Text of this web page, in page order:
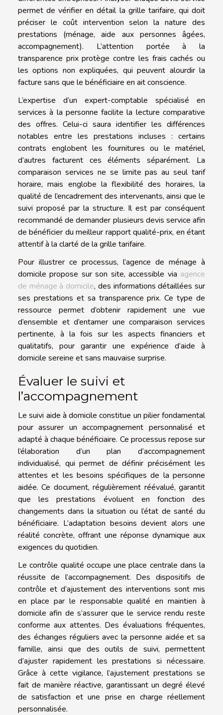
permet de vérifier en détail la grille tarifaire, qui doit
préciser le coût intervention selon la nature des
prestations (ménage, aide aux personnes âgées,
accompagnement). L’attention portée à la
transparence prix protège contre les frais cachés ou
les options non expliquées, qui peuvent alourdir la
facture sans que le bénéficiaire en ait conscience.
L’expertise d’un expert-comptable spécialisé en
services à la personne facilite la lecture comparative
des offres. Celui-ci saura identifier les différences
notables entre les prestations incluses : certains
contrats englobent les fournitures ou le matériel,
d’autres facturent ces éléments séparément. La
comparaison services ne se limite pas au seul tarif
horaire, mais englobe la flexibilité des horaires, la
qualité de l’encadrement des intervenants, ainsi que le
suivi proposé par la structure. Il est par conséquent
recommandé de demander plusieurs devis service afin
de bénéficier du meilleur rapport qualité-prix, en étant
attentif à la clarté de la grille tarifaire.
Pour illustrer ce processus, l’agence de ménage à
domicile propose sur son site, accessible via agence
de ménage à domicile, des informations détaillées sur
ses prestations et sa transparence prix. Ce type de
ressource permet d’obtenir rapidement une vue
d’ensemble et d’entamer une comparaison services
pertinente, à la fois sur les aspects financiers et
qualitatifs, pour garantir une expérience d’aide à
domicile sereine et sans mauvaise surprise.
Évaluer le suivi et
l’accompagnement
Le suivi aide à domicile constitue un pilier fondamental
pour assurer un accompagnement personnalisé et
adapté à chaque bénéficiaire. Ce processus repose sur
l’élaboration d’un plan d’accompagnement
individualisé, qui permet de définir précisément les
attentes et les besoins spécifiques de la personne
aidée. Ce document, régulièrement réévalué, garantit
que les prestations évoluent en fonction des
changements dans la situation ou l’état de santé du
bénéficiaire. L’adaptation besoins devient alors une
réalité concrète, offrant une réponse dynamique aux
exigences du quotidien.
Le contrôle qualité occupe une place centrale dans la
réussite de l’accompagnement. Des dispositifs de
contrôle et d’ajustement des interventions sont mis
en place par le responsable qualité en maintien à
domicile afin de s’assurer que le service rendu reste
conforme aux attentes. Des évaluations fréquentes,
des échanges réguliers avec la personne aidée et sa
famille, ainsi que des outils de suivi, permettent
d’ajuster rapidement les prestations si nécessaire.
Grâce à cette vigilance, l’ajustement prestations se
fait de manière réactive, garantissant un degré élevé
de satisfaction et une prise en charge réellement
personnalisée.